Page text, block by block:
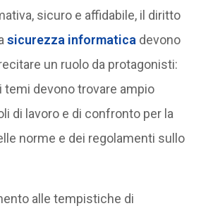
sicuro e affidabile, il diritto
sicurezza informatica devono
un ruolo da protagonisti:
temi devono trovare ampio
di lavoro e di confronto per la
norme e dei regolamenti sullo
alle tempistiche di